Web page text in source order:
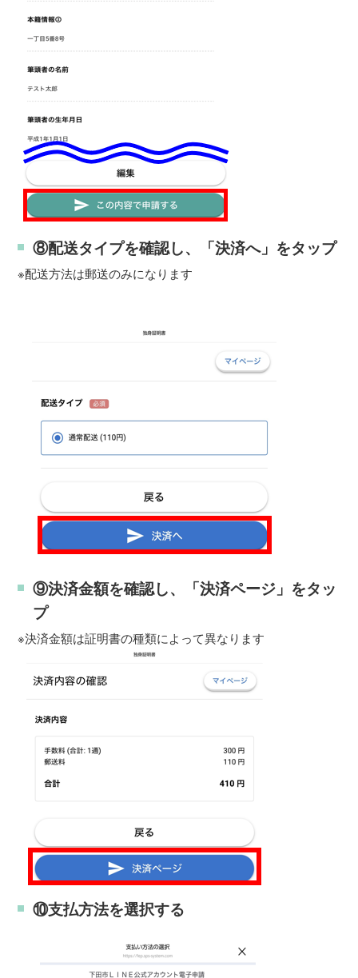
⑧配送タイプを確認し、「決済へ」をタップ
※配送方法は郵送のみになります
⑨決済金額を確認し、「決済ページ」をタッ
プ
※決済金額は証明書の種類によって異なります
⑩支払方法を選択する